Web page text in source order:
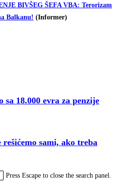
BIVŠEG ŠEFA VBA: Terorizam
Balkanu! (Informer)
sa 18.000 evra za penzije
sami, ako treba
Press Escape to close the search panel.